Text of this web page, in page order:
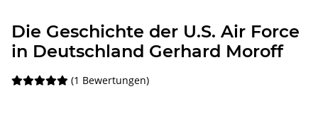
Die Geschichte der U.S. Air Force
in Deutschland Gerhard Moroff
(1 Bewertungen)